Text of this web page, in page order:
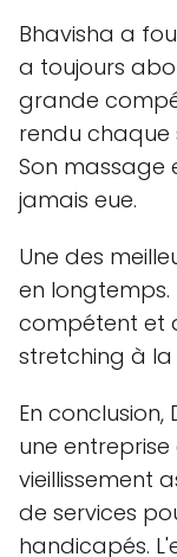
Bhavisha a
a toujours
grande
rendu chaque
Son massage
jamais eue.
Une des
en
compétent et
stretching à la
En
une
vieillissement
de services
handicapés.